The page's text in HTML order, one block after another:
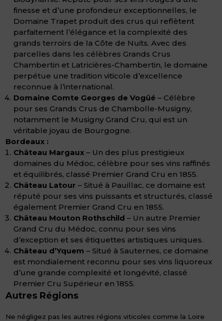
finesse et d’une profondeur exceptionnelles, le
Domaine Trapet produit des crus qui reflètent
parfaitement l’élégance et la complexité des
grands terroirs de la Côte de Nuits. Avec des
parcelles dans les célèbres Grands Crus
Chambertin et Latricières-Chambertin, le domaine
perpétue une tradition viticole d’excellence
reconnue à l’international.
Domaine Comte Georges de Vogüé – Célèbre
pour ses Grands Crus de Chambolle-Musigny,
notamment le Musigny Grand Cru, qui est un
véritable joyau de Bourgogne.
Bordeaux :
Château Margaux – Un des plus prestigieux
domaines du Médoc, célèbre pour ses vins raffinés
et équilibrés, classé Premier Grand Cru en 1855.
Château Latour – Situé à Pauillac, ce domaine est
réputé pour ses vins puissants et structurés, classé
également Premier Grand Cru en 1855.
Château Mouton Rothschild – Un autre Premier
Grand Cru du Médoc, connu pour ses vins
d’exception et ses étiquettes artistiques uniques.
Château d’Yquem – Situé à Sauternes, ce domaine
est mondialement reconnu pour ses vins liquoreux
d’une grande complexité et longévité, classé
Premier Cru Supérieur en 1855.
Autres Régions
Ne négligez pas les autres régions viticoles comme la Loire